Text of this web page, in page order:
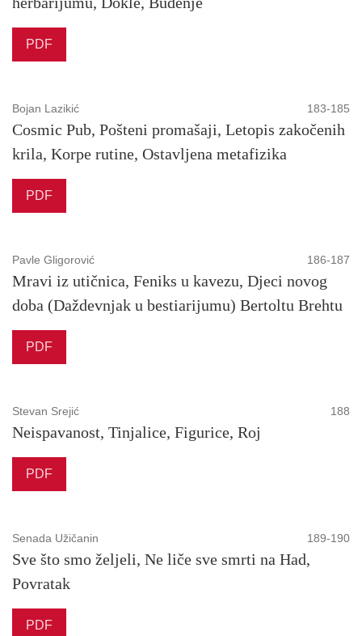
PDF
Bojan Lazikić 183-185
Cosmic Pub, Pošteni promašaji, Letopis zakočenih
krila, Korpe rutine, Ostavljena metafizika
PDF
Pavle Gligorović 186-187
Mravi iz utičnica, Feniks u kavezu, Djeci novog
doba (Daždevnjak u bestiarijumu) Bertoltu Brehtu
PDF
Stevan Srejić 188
Neispavanost, Tinjalice, Figurice, Roj
PDF
Senada Užičanin 189-190
Sve što smo željeli, Ne liče sve smrti na Had,
Povratak
PDF